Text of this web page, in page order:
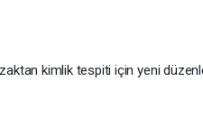
kimlik tespiti için yeni